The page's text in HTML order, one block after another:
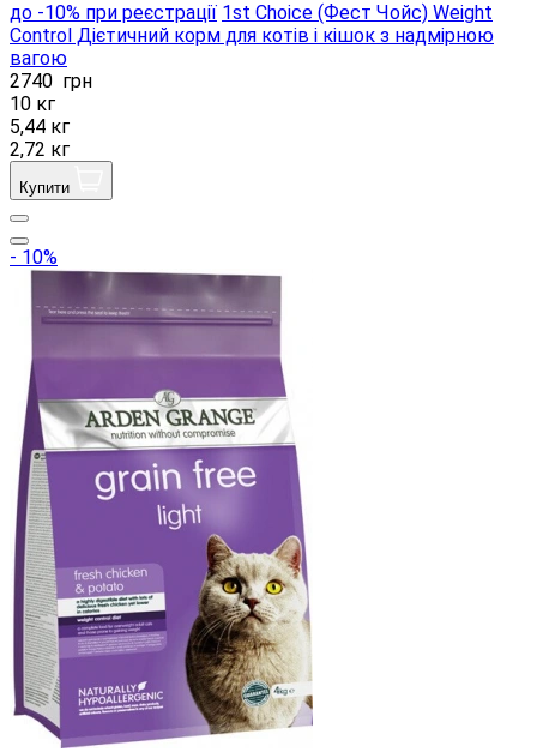
до -10% при реєстрації 1st Choice (Фест Чойс) Weight
Control Дієтичний корм для котів і кішок з надмірною
вагою
2740 грн
10 кг
5,44 кг
2,72 кг
Купити
- 10%